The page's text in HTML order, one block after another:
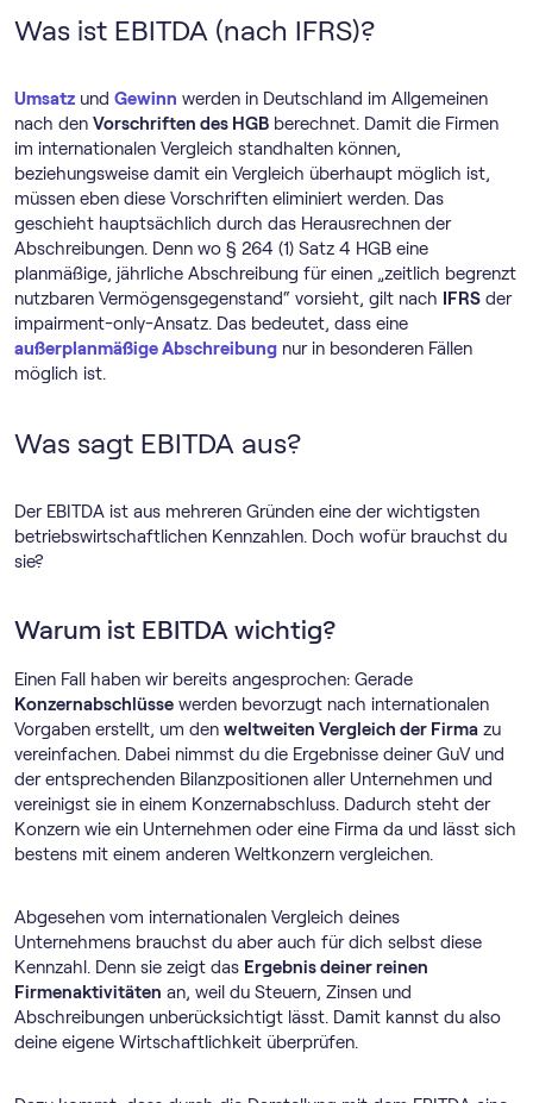
Was ist EBITDA (nach IFRS)?
Umsatz und Gewinn werden in Deutschland im Allgemeinen
nach den Vorschriften des HGB berechnet. Damit die Firmen
im internationalen Vergleich standhalten können,
beziehungsweise damit ein Vergleich überhaupt möglich ist,
müssen eben diese Vorschriften eliminiert werden. Das
geschieht hauptsächlich durch das Herausrechnen der
Abschreibungen. Denn wo § 264 (1) Satz 4 HGB eine
planmäßige, jährliche Abschreibung für einen „zeitlich begrenzt
nutzbaren Vermögensgegenstand“ vorsieht, gilt nach
IFRS der
impairment-only-Ansatz. Das bedeutet, dass eine
außerplanmäßige Abschreibung nur in besonderen Fällen
möglich ist.
Was sagt EBITDA aus?
Der EBITDA ist aus mehreren Gründen eine der wichtigsten
betriebswirtschaftlichen Kennzahlen. Doch wofür brauchst du
sie?
Warum ist EBITDA wichtig?
Einen Fall haben wir bereits angesprochen: Gerade
Konzernabschlüsse werden bevorzugt nach internationalen
Vorgaben erstellt, um den weltweiten Vergleich der Firma zu
vereinfachen. Dabei nimmst du die Ergebnisse deiner GuV und
der entsprechenden Bilanzpositionen aller Unternehmen und
vereinigst sie in einem Konzernabschluss. Dadurch steht der
Konzern wie ein Unternehmen oder eine Firma da und lässt sich
bestens mit einem anderen Weltkonzern vergleichen.
Abgesehen vom internationalen Vergleich deines
Unternehmens brauchst du aber auch für dich selbst diese
Kennzahl. Denn sie zeigt das Ergebnis deiner reinen
Firmenaktivitäten an, weil du Steuern, Zinsen und
Abschreibungen unberücksichtigt lässt. Damit kannst du also
deine eigene Wirtschaftlichkeit überprüfen.